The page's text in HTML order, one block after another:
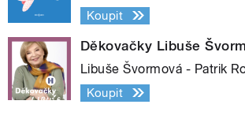
Koupit
Děkovačky Libuše
Libuše Švormová - Patrik
Koupit